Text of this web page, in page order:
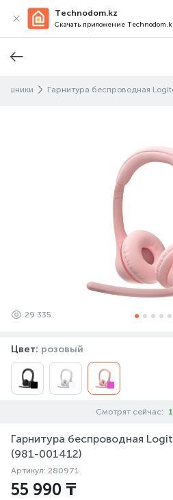
Technodom.kz
Скачать приложение
Гарнитура беспроводная
29 335
Цвет: розовый
Смотрят сейчас:
Гарнитура беспроводная
(981-001412)
Артикул: 280971
55 990 ₸